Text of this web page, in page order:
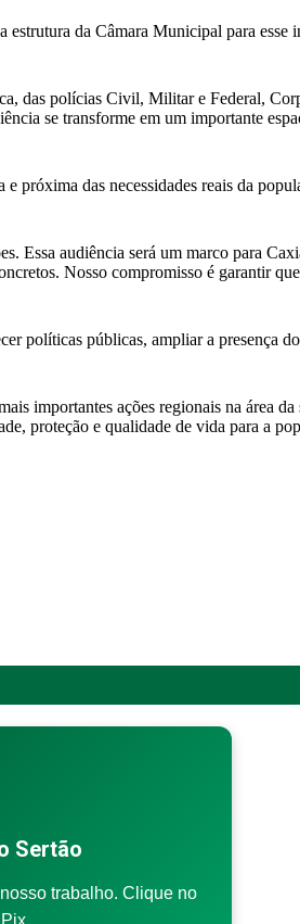
da Câmara Municipal para
das polícias Civil, Militar e Federal,
se transforme em um importante
próxima das necessidades reais da
Essa audiência será um marco para
Nosso compromisso é garantir
políticas públicas, ampliar a presença
importantes ações regionais na área
proteção e qualidade de vida para a
Sertão
trabalho. Clique no